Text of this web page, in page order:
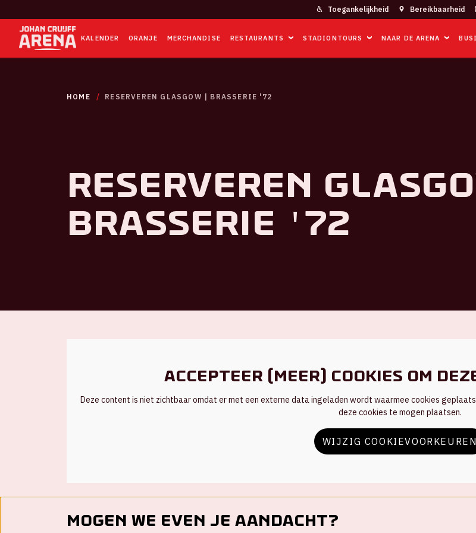
Toegankelijkheid Bereikbaarheid
KALENDER ORANJE MERCHANDISE RESTAURANTS STADIONTOURS NAAR DE ARENA
HOME RESERVEREN GLASGOW | BRASSERIE '72
Reserveren
Brasserie '72
Accepteer (meer) cookies om
Deze content is niet zichtbaar omdat er met een externe data ingeladen wordt waarmee cookies
deze cookies te mogen plaatsen.
WIJZIG COOKIEVOORKEUREN
Mogen we even je aandacht?